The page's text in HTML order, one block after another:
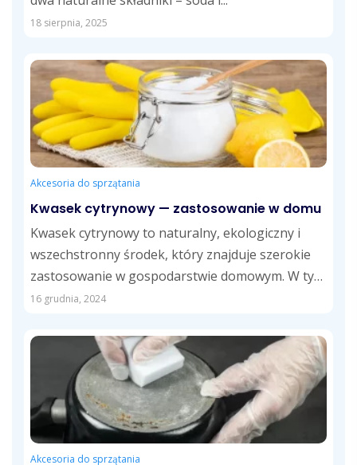
18 sierpnia, 2025
Akcesoria do sprzątania
Kwasek cytrynowy — zastosowanie w domu
Kwasek cytrynowy to naturalny, ekologiczny i
wszechstronny środek, który znajduje szerokie
zastosowanie w gospodarstwie domowym. W tym
artykule dowiesz się,...
16 grudnia, 2024
Akcesoria do sprzątania